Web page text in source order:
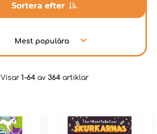
Sortera efter
Mest populära
Visar 1-64av 364artiklar